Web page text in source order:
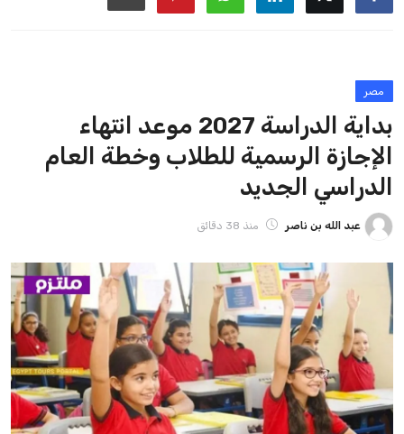
مصر
بداية الدراسة 2027 موعد انتهاء
الإجازة الرسمية للطلاب وخطة العام
الدراسي الجديد
عبد الله بن ناصر منذ 38 دقائق